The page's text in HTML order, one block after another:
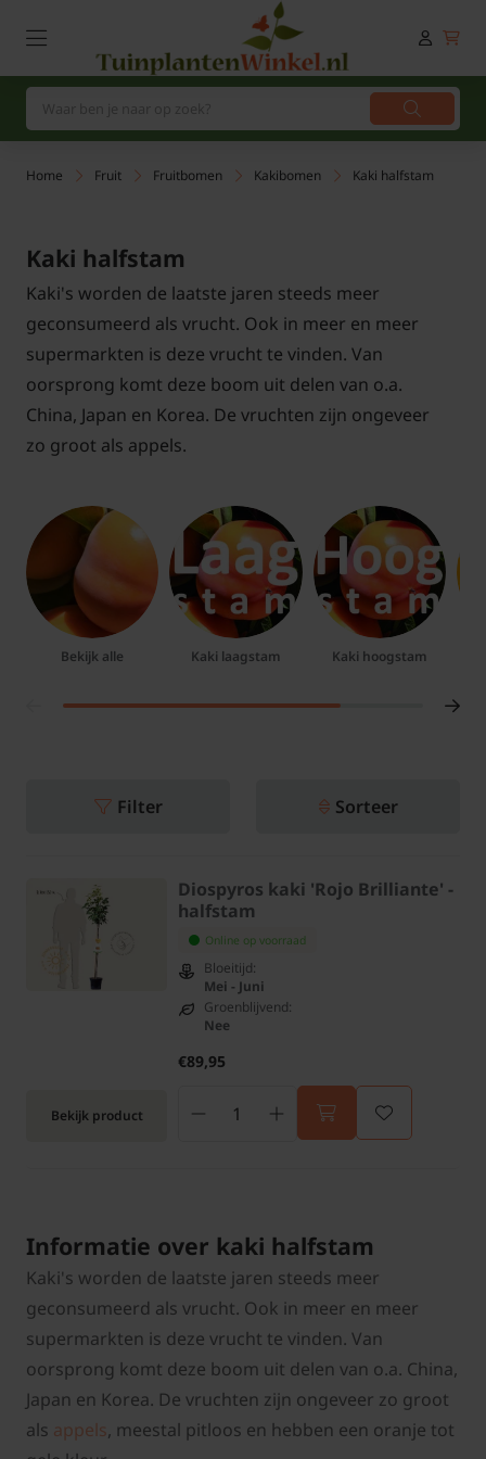
Home Fruit Fruitbomen Kakibomen Kaki halfstam
Kaki halfstam
Kaki's worden de laatste jaren steeds meer
geconsumeerd als vrucht. Ook in meer en meer
supermarkten is deze vrucht te vinden. Van
oorsprong komt deze boom uit delen van o.a.
China, Japan en Korea. De vruchten zijn ongeveer
zo groot als appels.
Bekijk alle Kaki laagstam Kaki hoogstam
Filter Sorteer
Bekijk product
Diospyros kaki 'Rojo Brilliante' -
halfstam
Online op voorraad
Bloeitijd:
Mei - Juni
Groenblijvend:
Nee
€89,95
Informatie over kaki halfstam
Kaki's worden de laatste jaren steeds meer
geconsumeerd als vrucht. Ook in meer en meer
supermarkten is deze vrucht te vinden. Van
oorsprong komt deze boom uit delen van o.a. China,
Japan en Korea. De vruchten zijn ongeveer zo groot
als appels, meestal pitloos en hebben een oranje tot